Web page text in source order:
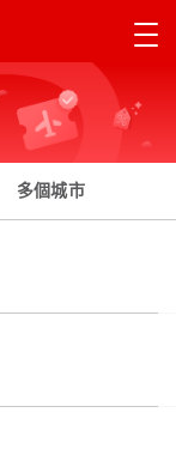
多個城市